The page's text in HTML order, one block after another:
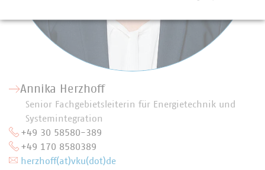
Annika Herzhoff
Senior Fachgebietsleiterin für Energietechnik und
Systemintegration
+49 30 58580-389
+49 170 8580389
herzhoff(at)vku(dot)de